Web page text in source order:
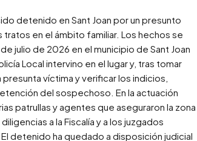
detenido en Sant Joan por un presunto
en el ámbito familiar. Los hechos se
julio de 2026 en el municipio de Sant Joan
Local intervino en el lugar y, tras tomar
presunta víctima y verificar los indicios,
del sospechoso. En la actuación
patrullas y agentes que aseguraron la zona
a la Fiscalía y a los juzgados
detenido ha quedado a disposición judicial